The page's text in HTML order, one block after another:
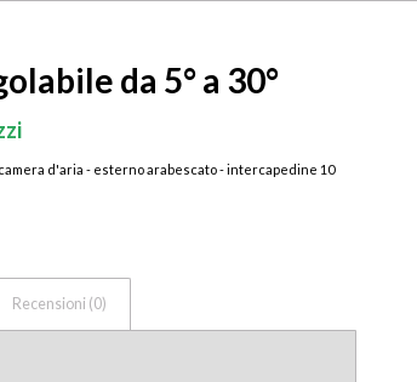
da 5° a 30°
camera d'aria - esterno arabescato - intercapedine 10
Recensioni (0)